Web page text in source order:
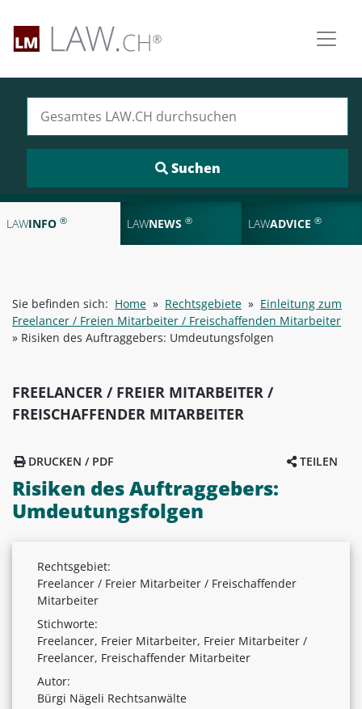
LAWINFO ® LAWNEWS ® LAWADVICE ®
Sie befinden sich: Home » Rechtsgebiete » Einleitung zum
Freelancer / Freien Mitarbeiter / Freischaffenden Mitarbeiter
» Risiken des Auftraggebers: Umdeutungsfolgen
FREELANCER / FREIER MITARBEITER /
FREISCHAFFENDER MITARBEITER
TEILEN
DRUCKEN / PDF
Risiken des Auftraggebers:
Umdeutungsfolgen
Rechtsgebiet:
Freelancer / Freier Mitarbeiter / Freischaffender
Mitarbeiter
Stichworte:
Freelancer, Freier Mitarbeiter, Freier Mitarbeiter /
Freelancer, Freischaffender Mitarbeiter
Autor:
Bürgi Nägeli Rechtsanwälte